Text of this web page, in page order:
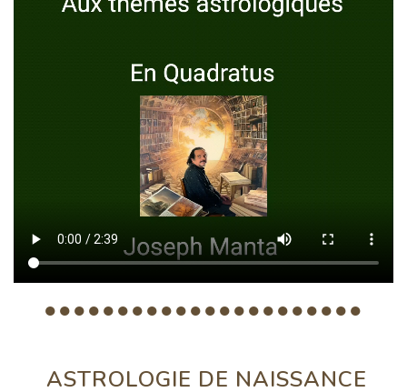
●●●●●●●●●●●●●●●●●●●●●●
ASTROLOGIE DE NAISSANCE